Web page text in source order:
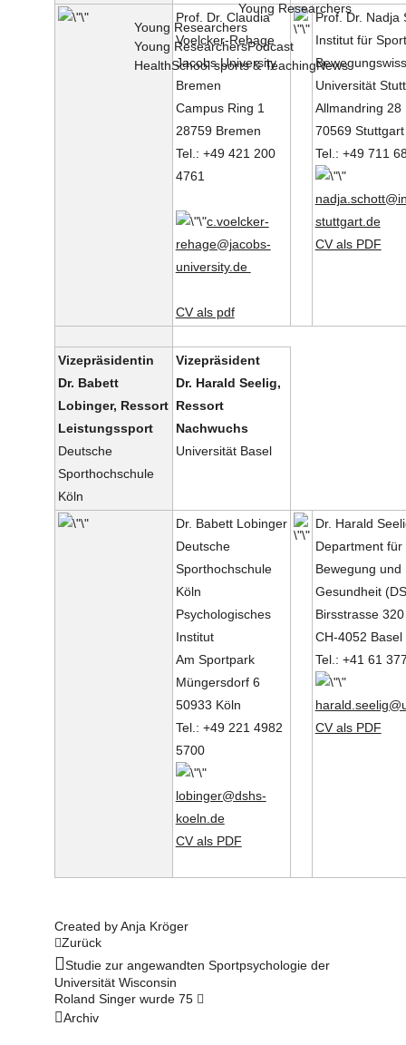
Young Researchers
Young Researchers
Young ResearchersPodcast
HealthSchool sports & TeachingNews
Prof. Dr. Claudia
Voelcker-Rehage
Jacobs University
Bremen
Campus Ring 1
28759 Bremen
Tel.: +49 421 200
4761
c.voelcker-
rehage@jacobs-
university.de
CV als pdf
Prof. Dr. Nadja
Institut für
Universität
Allmandring 28
70569 Stuttgart
Tel.: +49 711
stuttgart.de
CV als PDF
Vizepräsidentin
Dr. Babett
Lobinger, Ressort
Leistungssport
Deutsche
Sporthochschule
Köln
Vizepräsident
Dr. Harald Seelig,
Ressort
Nachwuchs
Universität Basel
Dr. Babett Lobinger
Deutsche
Sporthochschule
Köln
Psychologisches
Institut
Am Sportpark
Müngersdorf 6
50933 Köln
Tel.: +49 221 4982
5700
lobinger@dshs-
koeln.de
CV als PDF
Dr. Harald
Department für
Bewegung und
Gesundheit
Birsstrasse
CH-4052 Basel
Tel.: +41 61
CV als PDF
Created byAnja Kröger
Zurück
Studie zur angewandten Sportpsychologie der
Universität Wisconsin
Roland Singer wurde 75
Archiv